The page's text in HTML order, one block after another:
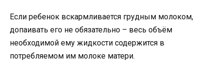
Если ребенок вскармливается грудным молоком,
допаивать его не обязательно – весь объём
необходимой ему жидкости содержится в
потребляемом им молоке матери.